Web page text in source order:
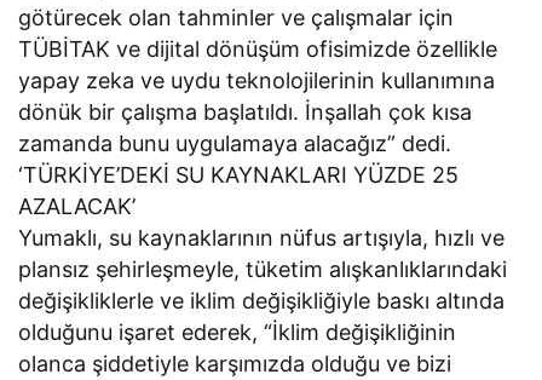
götürecek olan tahminler ve çalışmalar için
TÜBİTAK ve dijital dönüşüm ofisimizde özellikle
yapay zeka ve uydu teknolojilerinin kullanımına
dönük bir çalışma başlatıldı. İnşallah çok kısa
zamanda bunu uygulamaya alacağız” dedi.
‘TÜRKİYE’DEKİ SU KAYNAKLARI YÜZDE 25
AZALACAK’
Yumaklı, su kaynaklarının nüfus artışıyla, hızlı ve
plansız şehirleşmeyle, tüketim alışkanlıklarındaki
değişikliklerle ve iklim değişikliğiyle baskı altında
olduğunu işaret ederek, “İklim değişikliğinin
olanca şiddetiyle karşımızda olduğu ve bizi